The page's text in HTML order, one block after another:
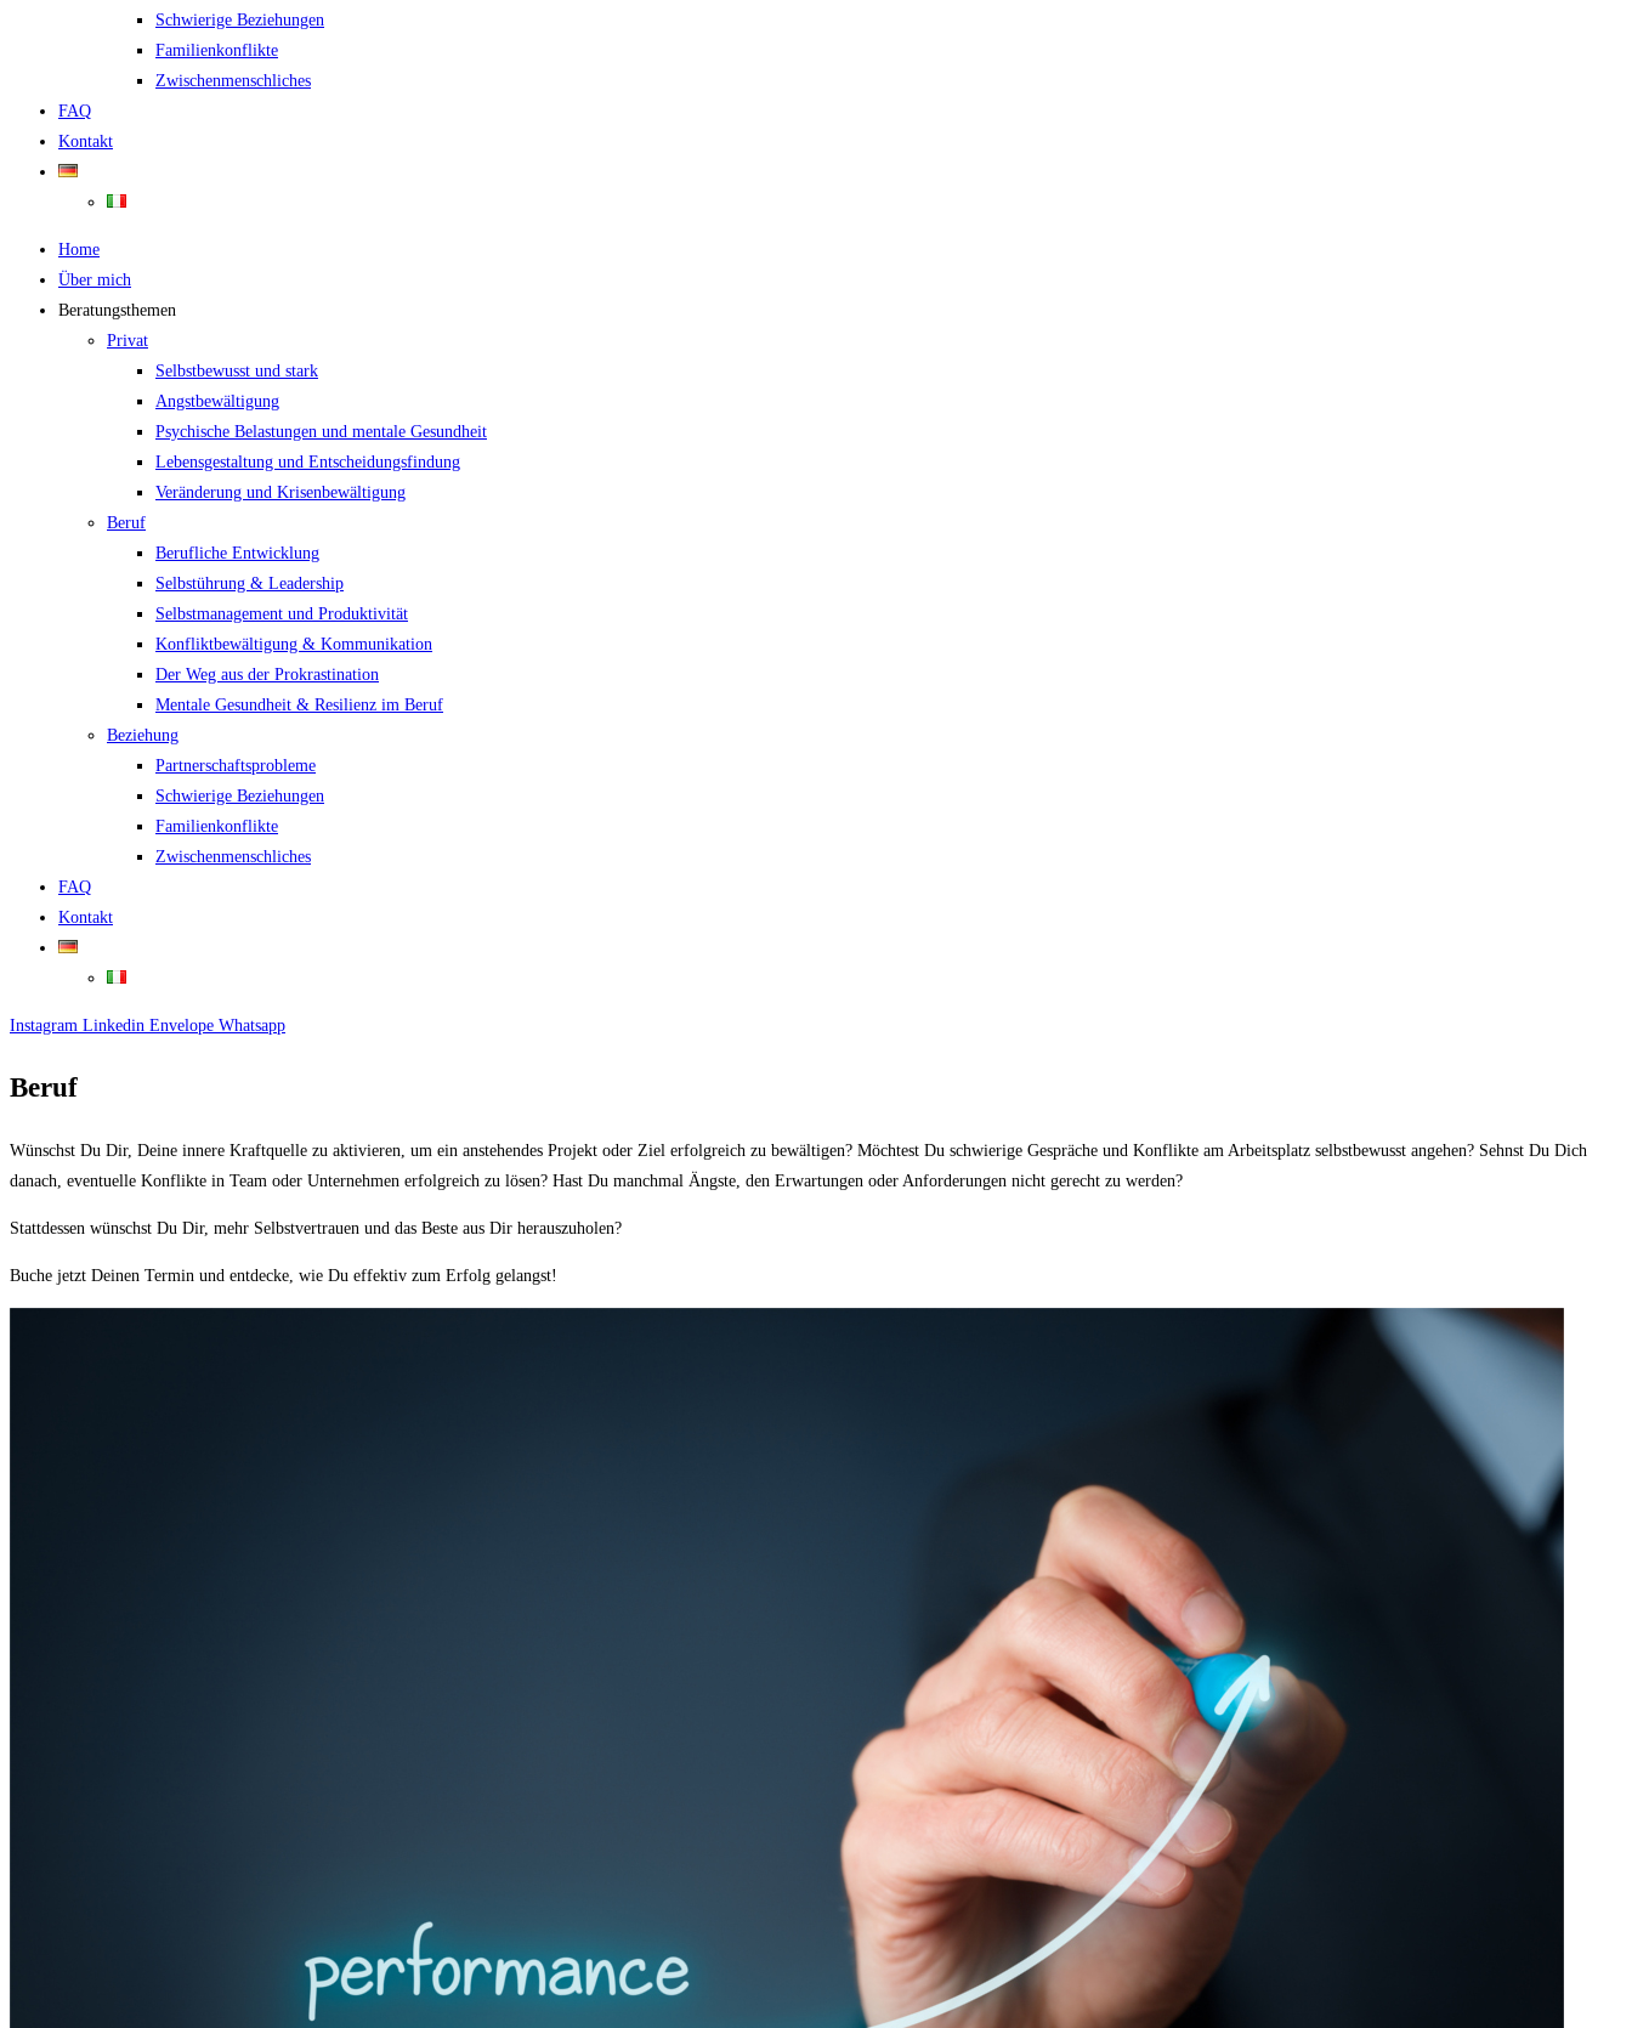
Schwierige Beziehungen
Familienkonflikte
Zwischenmenschliches
FAQ
Kontakt
Home
Über mich
Beratungsthemen
Privat
Selbstbewusst und stark
Angstbewältigung
Psychische Belastungen und mentale Gesundheit
Lebensgestaltung und Entscheidungsfindung
Veränderung und Krisenbewältigung
Beruf
Berufliche Entwicklung
Selbstührung & Leadership
Selbstmanagement und Produktivität
Konfliktbewältigung & Kommunikation
Der Weg aus der Prokrastination
Mentale Gesundheit & Resilienz im Beruf
Beziehung
Partnerschaftsprobleme
Schwierige Beziehungen
Familienkonflikte
Zwischenmenschliches
FAQ
Kontakt
Instagram Linkedin Envelope Whatsapp
Beruf
Wünschst Du Dir, Deine innere Kraftquelle zu aktivieren, um ein anstehendes Projekt oder Ziel erfolgreich zu bewältigen? Möchtest Du schwierige Gespräche und Konflikte am Arbeitsplatz selbstbewusst angehen? Sehnst Du Dich
danach, eventuelle Konflikte in Team oder Unternehmen erfolgreich zu lösen? Hast Du manchmal Ängste, den Erwartungen oder Anforderungen nicht gerecht zu werden?
Stattdessen wünschst Du Dir, mehr Selbstvertrauen und das Beste aus Dir herauszuholen?
Buche jetzt Deinen Termin und entdecke, wie Du effektiv zum Erfolg gelangst!